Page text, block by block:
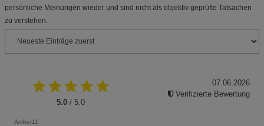
persönliche Meinungen wieder und sind nicht als objektiv geprüfte Tatsachen
zu verstehen.
5.0 / 5.0
Amber11
07.06.2026
Verifizierte Bewertung